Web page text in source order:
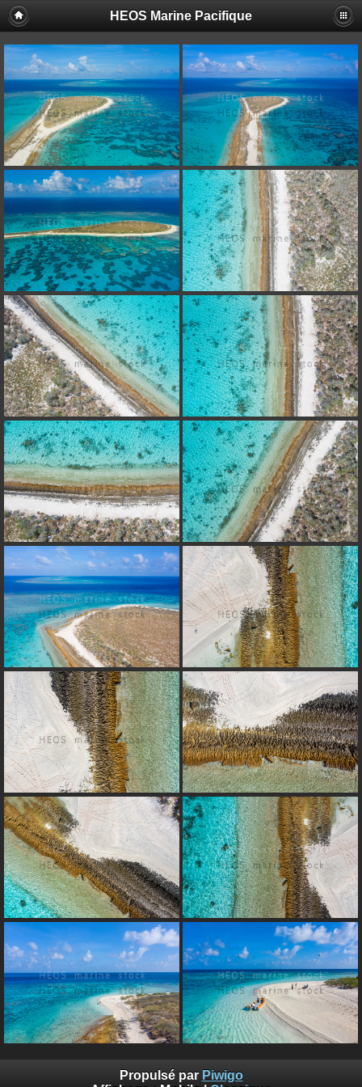
HEOS Marine Pacifique
Propulsé par Piwigo